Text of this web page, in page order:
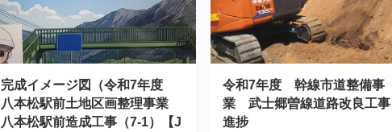
完成イメージ図（令和7年度
八本松駅前土地区画整理事業
八本松駅前造成工事（7-1）【J
令和7年度 幹線市道整備事
業 武士郷曽線道路改良工事
進捗